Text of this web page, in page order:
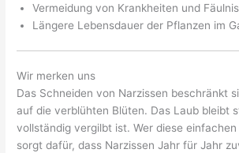
Vermeidung von Krankheiten und Fäulnis
Längere Lebensdauer der Pflanzen im
Wir merken uns
Das Schneiden von Narzissen beschränkt
auf die verblühten Blüten. Das Laub bleibt
vollständig vergilbt ist. Wer diese
sorgt dafür, dass Narzissen Jahr für Jahr